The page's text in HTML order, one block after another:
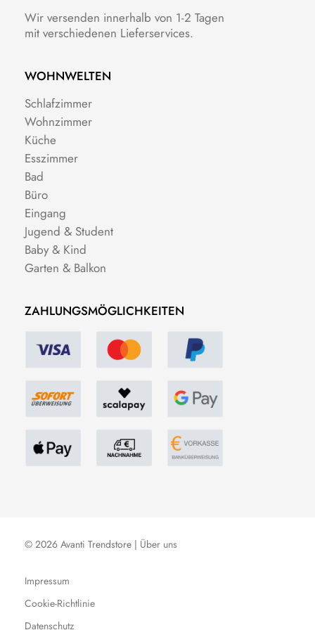
Wir versenden innerhalb von 1-2 Tagen
mit verschiedenen Lieferservices.
WOHNWELTEN
Schlafzimmer
Wohnzimmer
Küche
Esszimmer
Bad
Büro
Eingang
Jugend & Student
Baby & Kind
Garten & Balkon
ZAHLUNGSMÖGLICHKEITEN
© 2026 Avanti Trendstore | Über uns
Impressum
Cookie-Richtlinie
Datenschutz